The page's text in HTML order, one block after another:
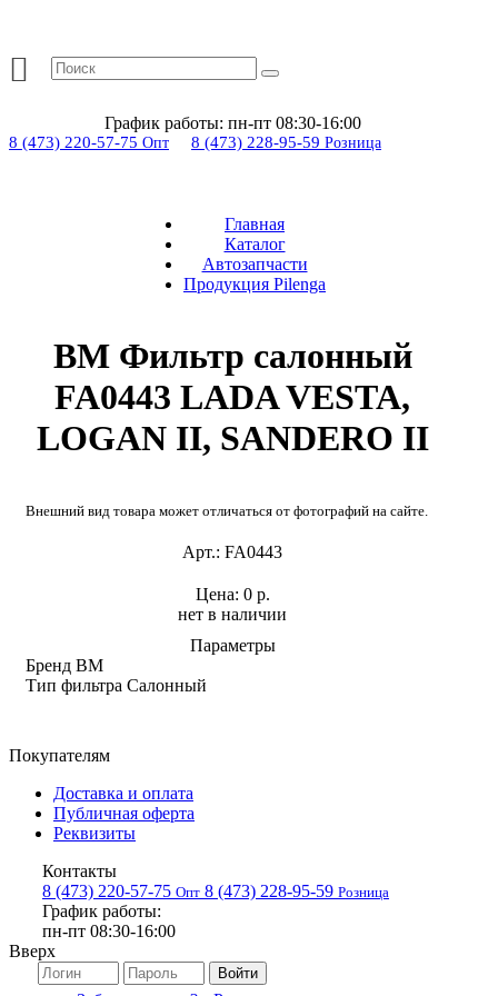
График работы: пн-пт 08:30-16:00
8 (473) 220-57-75 Опт 8 (473) 228-95-59 Розница
Главная
Каталог
Автозапчасти
Продукция Pilenga
BM Фильтр салонный
FA0443 LADA VESTA,
LOGAN II, SANDERO II
Внешний вид товара может отличаться от фотографий на сайте.
Арт.: FA0443
нет в наличии
Цена: 0 р.
Параметры
Бренд BM
Тип фильтра Салонный
Покупателям
Доставка и оплата
Публичная оферта
Реквизиты
Контакты
8 (473) 220-57-75 Опт 8 (473) 228-95-59 Розница
График работы:
пн-пт 08:30-16:00
Вверх
Войти